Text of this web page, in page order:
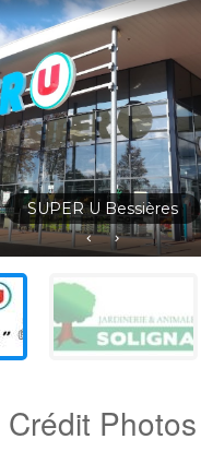
Solignac
Crédit Photos